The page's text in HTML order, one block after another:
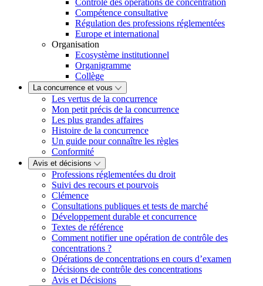
Contrôle des opérations de concentration
Compétence consultative
Régulation des professions réglementées
Europe et international
Organisation
Ecosystème institutionnel
Organigramme
Collège
La concurrence et vous
Les vertus de la concurrence
Mon petit précis de la concurrence
Les plus grandes affaires
Histoire de la concurrence
Un guide pour connaître les règles
Conformité
Avis et décisions
Professions réglementées du droit
Suivi des recours et pourvois
Clémence
Consultations publiques et tests de marché
Développement durable et concurrence
Textes de référence
Comment notifier une opération de contrôle des
concentrations ?
Opérations de concentrations en cours d’examen
Décisions de contrôle des concentrations
Avis et Décisions